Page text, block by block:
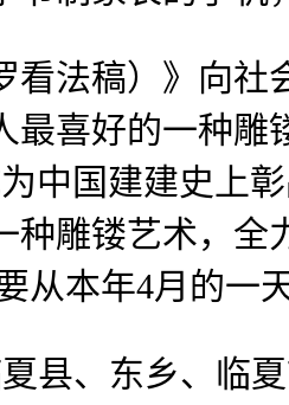
稿）》向社
最喜好的一种
中国建建史上
雕镂艺术，
从本年4月的一天
、东乡、临夏